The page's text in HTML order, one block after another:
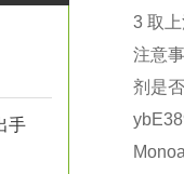
手
3 取
注意
剂是